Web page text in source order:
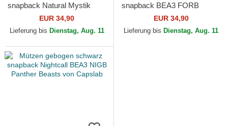
snapback Natural Mystik
MYS Löwe Beasts von
Capslab
EUR 34,90
Lieferung bis Dienstag, Aug. 11
snapback BEA3 FORB
Hirsch Beasts von Capslab
EUR 34,90
Lieferung bis Dienstag, Aug. 11